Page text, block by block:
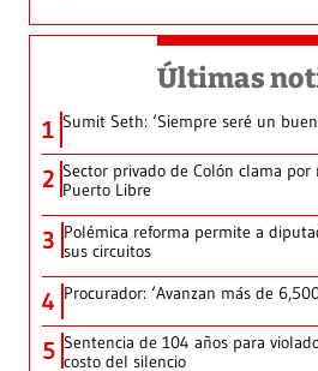
Últimas
1 Sumit Seth: ‘Siempre seré un
2 Sector privado de Colón clama por
Puerto Libre
3 Polémica reforma permite a
sus circuitos
4 Procurador: ‘Avanzan más de
5 Sentencia de 104 años para
costo del silencio